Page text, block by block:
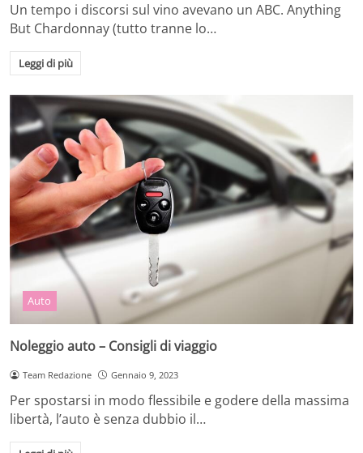
Un tempo i discorsi sul vino avevano un ABC. Anything
But Chardonnay (tutto tranne lo…
Leggi di più
Auto
Noleggio auto – Consigli di viaggio
Team Redazione Gennaio 9, 2023
Per spostarsi in modo flessibile e godere della massima
libertà, l’auto è senza dubbio il…